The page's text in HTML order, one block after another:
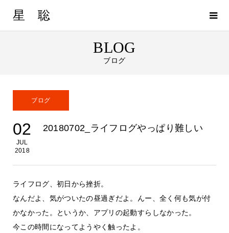
星 聡
BLOG
ブログ
ブログ
02
JUL
2018
20180702_ライフログやっぱり難しい
ライフログ、初日から挫折。
なんだよ、気がついたの昼過ぎだよ。んー、全く何も気が付
かなかった。というか、アプリの起動すらしなかった。
今この時間になってようやく触ったよ。